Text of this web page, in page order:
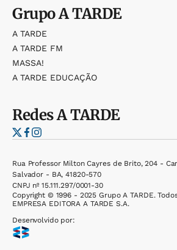
GrupoA TARDE
A TARDE
A TARDE FM
MASSA!
A TARDE EDUCAÇÃO
RedesA TARDE
Rua Professor Milton Cayres de Brito, 204 -
Salvador - BA, 41820-570
CNPJ nº 15.111.297/0001-30
Copyright © 1996 - 2025 Grupo A TARDE.
EMPRESA EDITORA A TARDE S.A.
Desenvolvido por: